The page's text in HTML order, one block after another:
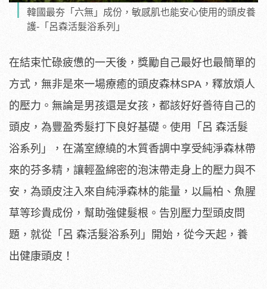
韓國最夯「六無」成份，敏感肌也能安心使用的頭皮養
護-「呂森活髮浴系列」
在結束忙碌疲憊的一天後，獎勵自己最好也最簡單的
方式，無非是來一場療癒的頭皮森林SPA，釋放煩人
的壓力。無論是男孩還是女孩，都該好好善待自己的
頭皮，為豐盈秀髮打下良好基礎。使用「呂 森活髮
浴系列」，在滿室繚繞的木質香調中享受純淨森林帶
來的芬多精，讓輕盈綿密的泡沫帶走身上的壓力與不
安，為頭皮注入來自純淨森林的能量，以扁柏、魚腥
草等珍貴成份，幫助強健髮根。告別壓力型頭皮問
題，就從「呂 森活髮浴系列」開始，從今天起，養
出健康頭皮！